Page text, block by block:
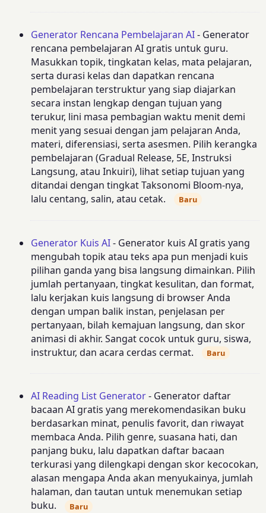
Generator Rencana Pembelajaran AI- Generator
rencana pembelajaran AI gratis untuk guru.
Masukkan topik, tingkatan kelas, mata pelajaran,
serta durasi kelas dan dapatkan rencana
pembelajaran terstruktur yang siap diajarkan
secara instan lengkap dengan tujuan yang
terukur, lini masa pembagian waktu menit demi
menit yang sesuai dengan jam pelajaran Anda,
materi, diferensiasi, serta asesmen. Pilih kerangka
pembelajaran (Gradual Release, 5E, Instruksi
Langsung, atau Inkuiri), lihat setiap tujuan yang
ditandai dengan tingkat Taksonomi Bloom-nya,
lalu centang, salin, atau cetak.
Baru
Generator Kuis AI- Generator kuis AI gratis yang
mengubah topik atau teks apa pun menjadi kuis
pilihan ganda yang bisa langsung dimainkan. Pilih
jumlah pertanyaan, tingkat kesulitan, dan format,
lalu kerjakan kuis langsung di browser Anda
dengan umpan balik instan, penjelasan per
pertanyaan, bilah kemajuan langsung, dan skor
animasi di akhir. Sangat cocok untuk guru, siswa,
instruktur, dan acara cerdas cermat.
Baru
AI Reading List Generator- Generator daftar
bacaan AI gratis yang merekomendasikan buku
berdasarkan minat, penulis favorit, dan riwayat
membaca Anda. Pilih genre, suasana hati, dan
panjang buku, lalu dapatkan daftar bacaan
terkurasi yang dilengkapi dengan skor kecocokan,
alasan mengapa Anda akan menyukainya, jumlah
halaman, dan tautan untuk menemukan setiap
buku.
Baru